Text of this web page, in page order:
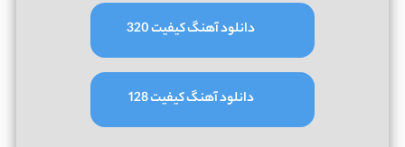
دانلود آهنگ کیفیت 320
دانلود آهنگ کیفیت 128